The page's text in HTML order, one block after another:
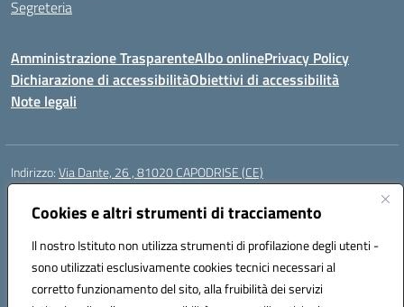
Cookies e altri strumenti di tracciamento
Il nostro Istituto non utilizza strumenti di profilazione degli utenti -
sono utilizzati esclusivamente cookies tecnici necessari al
corretto funzionamento del sito, alla fruibilità dei servizi
Segreteria
Amministrazione TrasparenteAlbo onlinePrivacy Policy
Dichiarazione di accessibilitàObiettivi di accessibilità
Note legali
Indirizzo:Via Dante, 26 , 81020 CAPODRISE (CE)
Centralino:
Posta elettronica certificata (PEC):CEIC83000V@pec.istruzione.it
Codice fiscale: 80103200616
Codice meccanografico:CEIC83000V
Codice Indice delle Pubbliche Amministrazioni (IPA): istsc_ceic83000v
Codice unico di fatturazione (CUF): UFO76N